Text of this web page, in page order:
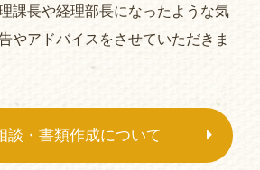
課長や経理部長になったような気
やアドバイスをさせていただきま
談・書類作成について